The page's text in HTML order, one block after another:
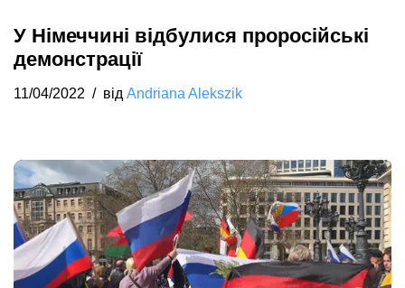
У Німеччині відбулися проросійські
демонстрації
11/04/2022 від Andriana Alekszik